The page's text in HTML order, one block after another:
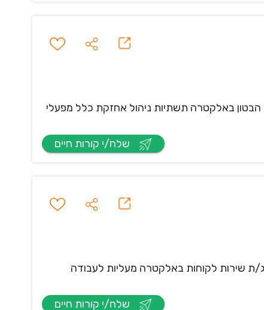
באלקטרה תשתיות ניהול אחזקת כלל מפעלי
ת שירות לקוחות באלקטרה מעליות לעבודה